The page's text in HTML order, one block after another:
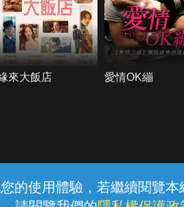
的使用體驗，若繼續閱覽
來大飯店 愛情OK繃
線上客服 服務條款 隱私權